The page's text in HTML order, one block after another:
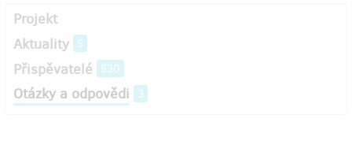
Projekt
Aktuality 5
Přispěvatelé 530
Otázky a odpovědi 3